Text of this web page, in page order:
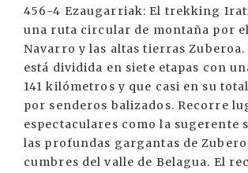
456-4 Ezaugarriak: El trekking
una ruta circular de montaña por
Navarro y las altas tierras
está dividida en siete etapas con
141 kilómetros y que casi en su
por senderos balizados. Recorre
espectaculares como la sugerente
las profundas gargantas de
cumbres del valle de Belagua. El